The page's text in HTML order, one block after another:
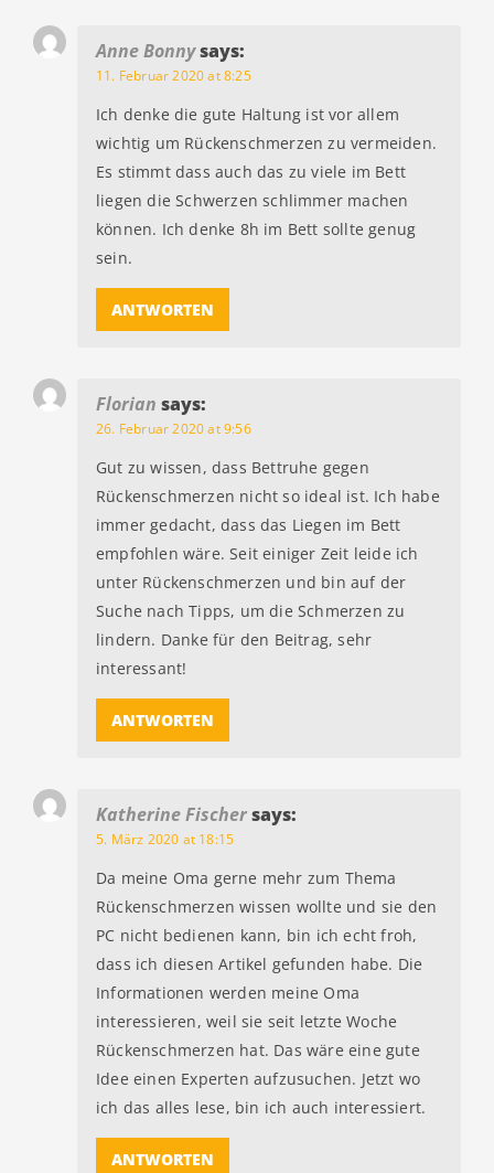
Anne Bonnysays:
11. Februar 2020 at 8:25
Ich denke die gute Haltung ist vor allem
wichtig um Rückenschmerzen zu vermeiden.
Es stimmt dass auch das zu viele im Bett
liegen die Schwerzen schlimmer machen
können. Ich denke 8h im Bett sollte genug
sein.
ANTWORTEN
Florian says:
26. Februar 2020 at 9:56
Gut zu wissen, dass Bettruhe gegen
Rückenschmerzen nicht so ideal ist. Ich habe
immer gedacht, dass das Liegen im Bett
empfohlen wäre. Seit einiger Zeit leide ich
unter Rückenschmerzen und bin auf der
Suche nach Tipps, um die Schmerzen zu
lindern. Danke für den Beitrag, sehr
interessant!
ANTWORTEN
Katherine Fischersays:
5. März 2020 at 18:15
Da meine Oma gerne mehr zum Thema
Rückenschmerzen wissen wollte und sie den
PC nicht bedienen kann, bin ich echt froh,
dass ich diesen Artikel gefunden habe. Die
Informationen werden meine Oma
interessieren, weil sie seit letzte Woche
Rückenschmerzen hat. Das wäre eine gute
Idee einen Experten aufzusuchen. Jetzt wo
ich das alles lese, bin ich auch interessiert.
ANTWORTEN